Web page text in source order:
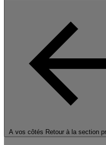
A vos côtés Retour à la section